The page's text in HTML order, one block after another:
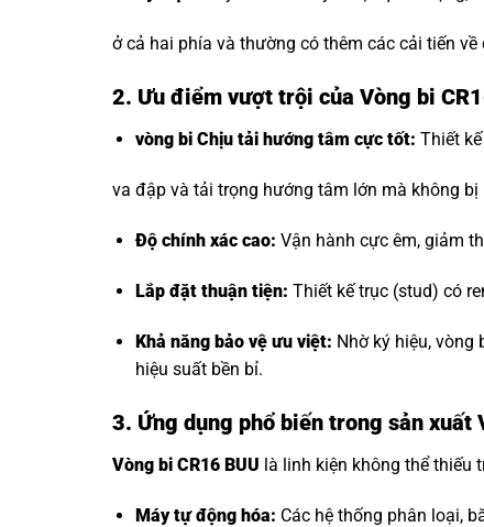
ở cả hai phía và thường có thêm các cải tiến
2. Ưu điểm vượt trội của Vòng bi
vòng bi Chịu tải hướng tâm cực tốt: Thiết
va đập và tải trọng hướng tâm lớn mà không bị
Độ chính xác cao: Vận hành cực êm, giảm
Lắp đặt thuận tiện: Thiết kế trục (stud) có
Khả năng bảo vệ ưu việt: Nhờ ký hiệu,
hiệu suất bền bỉ.
3. Ứng dụng phổ biến trong sản xuất
Vòng bi CR16 BUU là linh kiện không thể thiếu
Máy tự động hóa: Các hệ thống phân loại,